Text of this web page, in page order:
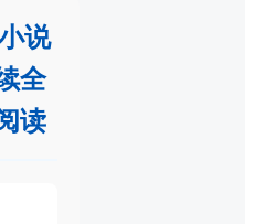
说
全
读